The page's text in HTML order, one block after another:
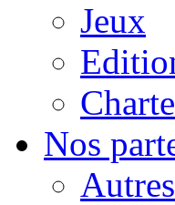
Jeux
Nos